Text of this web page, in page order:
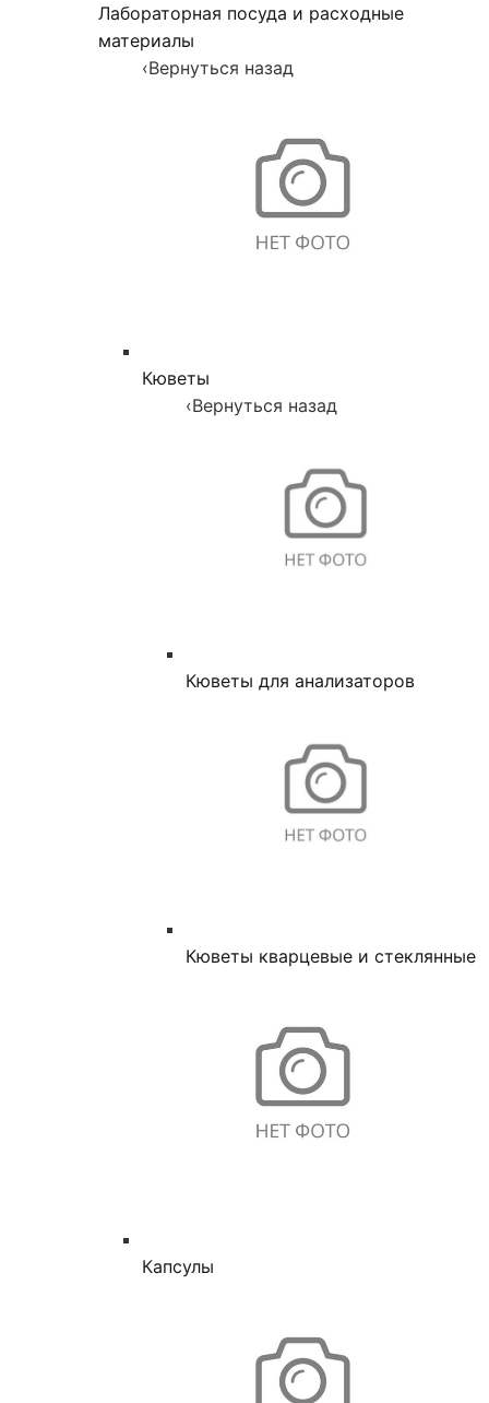
Лабораторная посуда и расходные
материалы
‹Вернуться назад
Кюветы
‹Вернуться назад
Кюветы для анализаторов
Кюветы кварцевые и стеклянные
Капсулы